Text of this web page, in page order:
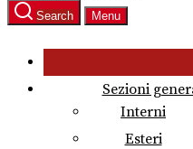
Search Menu
Sezioni
Interni
Esteri